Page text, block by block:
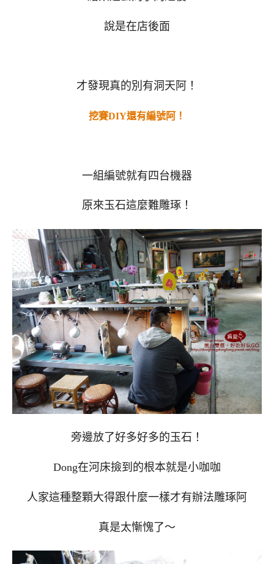
說是在店後面
才發現真的別有洞天阿！
挖賽DIY還有編號阿！
一組編號就有四台機器
原來玉石這麼難雕琢！
旁邊放了好多好多的玉石！
Dong在河床撿到的根本就是小咖咖
人家這種整顆大得跟什麼一樣才有辦法雕琢阿
真是太慚愧了～